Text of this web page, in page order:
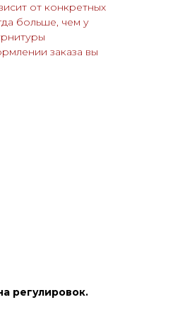
от конкретных
больше, чем у
заказа вы
регулировок.